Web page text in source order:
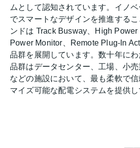
ムとして認知されています。イノ
でスマートなデザインを推進する
ンドは Track Busway、High Power
Power Monitor、Remote Plug-In
品群を展開しています。数十年に
品群はデータセンター、工場、小
などの施設において、最も柔軟で
マイズ可能な配電システムを提供し